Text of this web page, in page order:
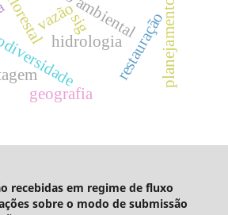
vazão
hidrologiarestauração
geografia
sig
recebidas em regime de fluxo
sobre o modo de submissão